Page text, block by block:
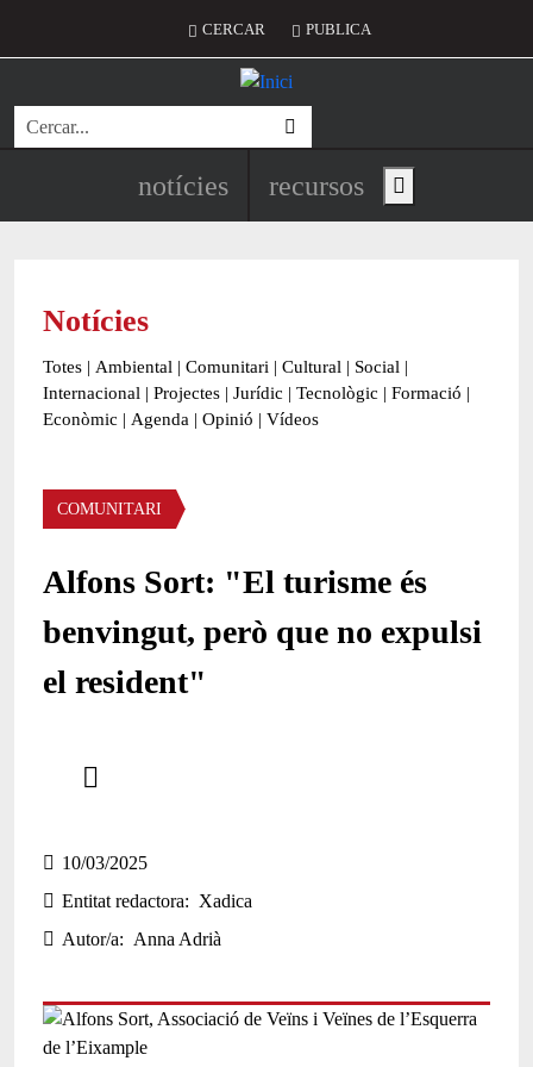
Menú del compte d'usuari
CERCAR PUBLICA
Cerca
Navegació principal de
notícies recursos Show main menu
Notícies
Totes | Ambiental | Comunitari | Cultural | Social |
Internacional | Projectes | Jurídic | Tecnològic | Formació |
Econòmic | Agenda | Opinió | Vídeos
Àmbit de la notícia
COMUNITARI
Alfons Sort: "El turisme és
benvingut, però que no expulsi
el resident"
10/03/2025
Entitat redactora
Xadica
Autor/a
Anna Adrià